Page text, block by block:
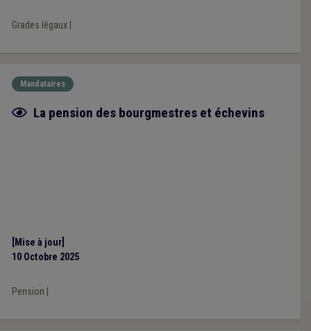
Grades légaux|
Mandataires
Fiche focus
La pension des bourgmestres et échevins
[Mise à jour]
10 Octobre 2025
Pension